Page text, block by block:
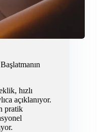
hızlı
açıklanıyor.
pratik